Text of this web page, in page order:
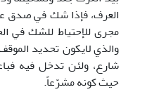
العرف، فإذا شك في صدق
مجری للإحتياط للشك في
والذي لايكون تحديد
شارع، ولئن تدخل فيه
حيث كونه مشرّعاً.